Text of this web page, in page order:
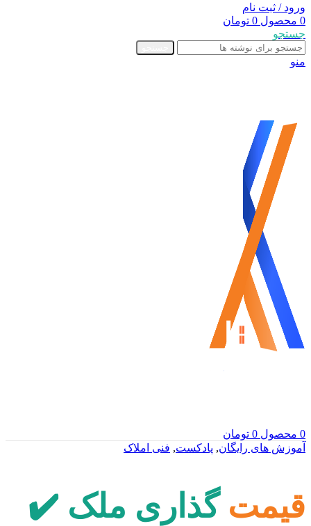
ورود / ثبت نام
0 محصول 0 تومان
جستجو
منو
0 محصول 0 تومان
آموزش های رایگان, پادکست, فنی املاک
قیمت گذاری ملک ✔️